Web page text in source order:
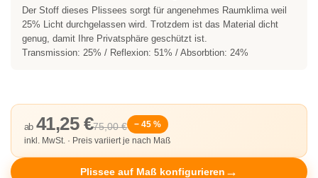
Der Stoff dieses Plissees sorgt für angenehmes Raumklima weil
25% Licht durchgelassen wird. Trotzdem ist das Material dicht
genug, damit Ihre Privatsphäre geschützt ist.
Transmission: 25% / Reflexion: 51% / Absorbtion: 24%
75,00 €
ab 41,25 €
− 45 %
inkl. MwSt. · Preis variiert je nach Maß
Plissee auf Maß konfigurieren